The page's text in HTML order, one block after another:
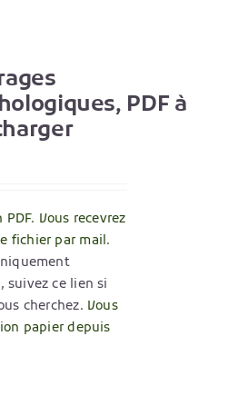
PDF à
Vous recevrez
fichier par mail.
suivez ce lien si
cherchez. Vous
papier depuis